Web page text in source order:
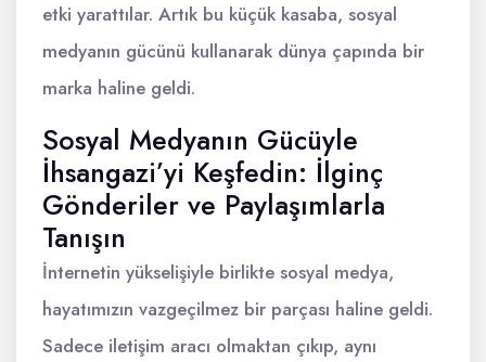
etki yarattılar. Artık bu küçük kasaba, sosyal
medyanın gücünü kullanarak dünya çapında bir
marka haline geldi.
Sosyal Medyanın Gücüyle
İhsangazi’yi Keşfedin: İlginç
Gönderiler ve Paylaşımlarla
Tanışın
İnternetin yükselişiyle birlikte sosyal medya,
hayatımızın vazgeçilmez bir parçası haline geldi.
Sadece iletişim aracı olmaktan çıkıp, aynı